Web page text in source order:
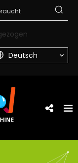
Deutsch